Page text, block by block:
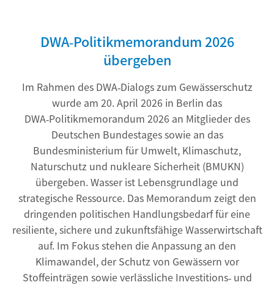
DWA‑Politikmemorandum 2026
übergeben
Im Rahmen des DWA‑Dialogs zum Gewässerschutz
wurde am 20. April 2026 in Berlin das
DWA‑Politikmemorandum 2026 an Mitglieder des
Deutschen Bundestages sowie an das
Bundesministerium für Umwelt, Klimaschutz,
Naturschutz und nukleare Sicherheit (BMUKN)
übergeben. Wasser ist Lebensgrundlage und
strategische Ressource. Das Memorandum zeigt den
dringenden politischen Handlungsbedarf für eine
resiliente, sichere und zukunftsfähige Wasserwirtschaft
auf. Im Fokus stehen die Anpassung an den
Klimawandel, der Schutz von Gewässern vor
Stoffeinträgen sowie verlässliche Investitions‑ und